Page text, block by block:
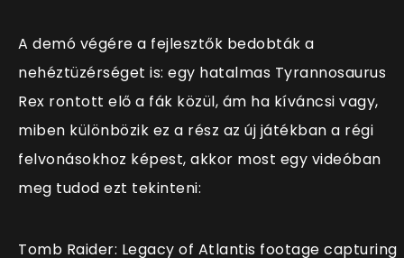
A demó végére a fejlesztők bedobták a
nehéztüzérséget is: egy hatalmas Tyrannosaurus
Rex rontott elő a fák közül, ám ha kíváncsi vagy,
miben különbözik ez a rész az új játékban a régi
felvonásokhoz képest, akkor most egy videóban
meg tudod ezt tekinteni:
Tomb Raider: Legacy of Atlantis footage capturing